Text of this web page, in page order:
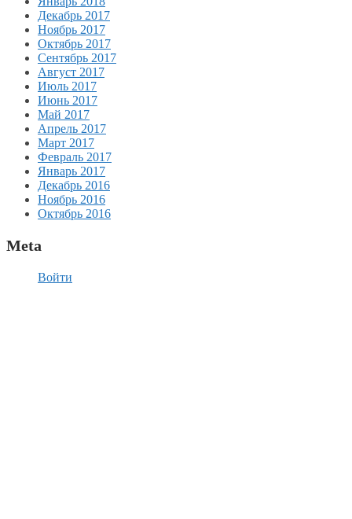
Декабрь 2017
Ноябрь 2017
Октябрь 2017
Сентябрь 2017
Август 2017
Июль 2017
Июнь 2017
Май 2017
Апрель 2017
Март 2017
Февраль 2017
Январь 2017
Декабрь 2016
Ноябрь 2016
Октябрь 2016
Meta
Войти